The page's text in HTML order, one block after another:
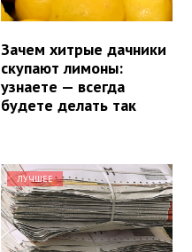
Зачем хитрые дачники
скупают лимоны:
узнаете — всегда
будете делать так
ЛУЧШЕЕ